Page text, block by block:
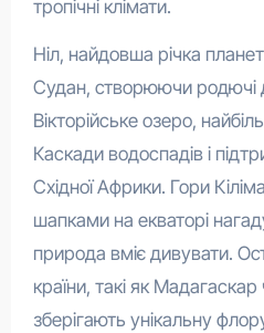
тропічні клімати.
Ніл, найдовша річка
Судан, створюючи родючі
Вікторійське озеро,
Каскади водоспадів і
Східної Африки. Гори
шапками на екваторі
природа вміє дивувати.
країни, такі як
зберігають унікальну